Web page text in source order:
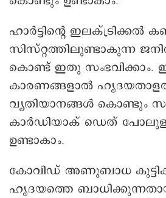
ഹാർട്ടിന്റെ ഇലക്ട്രിക്കൽ
സിസ്റ്റത്തിലുണ്ടാകുന്ന
കൊണ്ട് ഇതു സംഭവിക്കാം.
കാരണങ്ങളാൽ
വ്യതിയാനങ്ങൾ കൊണ്ടും
കാർഡിയാക് ഡെത്
ഉണ്ടാകാം.
കോവിഡ് അണുബാധ
ഹൃദയത്തെ